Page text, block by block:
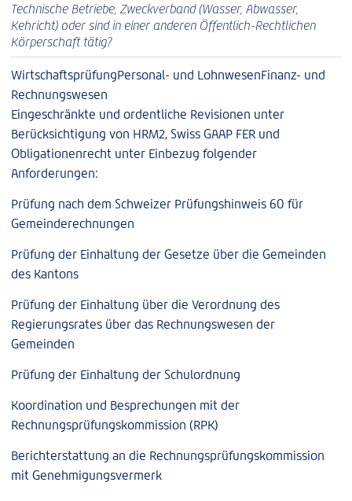
Technische Betriebe, Zweckverband (Wasser, Abwasser,
Kehricht) oder sind in einer anderen Öffentlich-Rechtlichen
Körperschaft tätig?
WirtschaftsprüfungPersonal- und LohnwesenFinanz- und
Rechnungswesen
Eingeschränkte und ordentliche Revisionen unter
Berücksichtigung von HRM2, Swiss GAAP FER und
Obligationenrecht unter Einbezug folgender
Anforderungen:
Prüfung nach dem Schweizer Prüfungshinweis 60 für
Gemeinderechnungen
Prüfung der Einhaltung der Gesetze über die Gemeinden
des Kantons
Prüfung der Einhaltung über die Verordnung des
Regierungsrates über das Rechnungswesen der
Gemeinden
Prüfung der Einhaltung der Schulordnung
Koordination und Besprechungen mit der
Rechnungsprüfungskommission (RPK)
Berichterstattung an die Rechnungsprüfungskommission
mit Genehmigungsvermerk